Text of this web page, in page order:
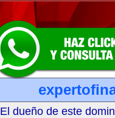
El dueño de este